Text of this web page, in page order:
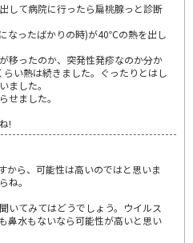
して病院に行ったら扁桃腺っと診断
なったばかりの時)が40℃の熱を出し
移ったのか、突発性発疹なのか分か
い熱は続きました。ぐったりとはし
ました。
せました。
!
から、可能性は高いのではと思いま
ね。
いてみてはどうでしょう。ウイルス
鼻水もないなら可能性が高いと思い